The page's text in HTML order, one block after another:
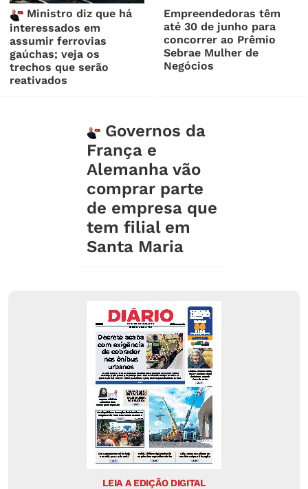
Ministro diz que há
interessados em
assumir ferrovias
gaúchas; veja os
trechos que serão
reativados
Empreendedoras têm
até 30 de junho para
concorrer ao Prêmio
Sebrae Mulher de
Negócios
Governos da
França e
Alemanha vão
comprar parte
de empresa que
tem filial em
Santa Maria
LEIA A EDIÇÃO DIGITAL